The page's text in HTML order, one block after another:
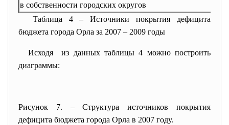
в собственности городских округов
Таблица 4 – Источники покрытия дефицита
бюджета города Орла за 2007 – 2009 годы
Исходя из данных таблицы 4 можно построить
диаграммы:
Рисунок 7. – Структура источников покрытия
дефицита бюджета города Орла в 2007 году.